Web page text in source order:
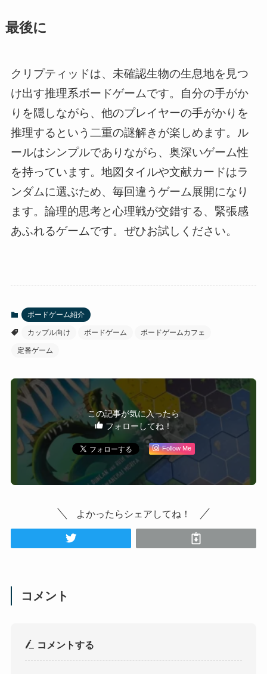
最後に
クリプティッドは、未確認生物の生息地を見つ
け出す推理系ボードゲームです。自分の手がか
りを隠しながら、他のプレイヤーの手がかりを
推理するという二重の謎解きが楽しめます。ル
ールはシンプルでありながら、奥深いゲーム性
を持っています。地図タイルや文献カードはラ
ンダムに選ぶため、毎回違うゲーム展開になり
ます。論理的思考と心理戦が交錯する、緊張感
あふれるゲームです。ぜひお試しください。
ボードゲーム紹介
カップル向け ボードゲーム ボードゲームカフェ
定番ゲーム
この記事が気に入ったら
フォローしてね！
Follow Me
よかったらシェアしてね！
コメント
コメントする